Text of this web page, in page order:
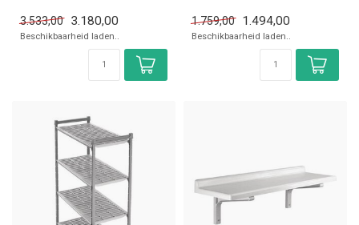
3.533,00 3.180,00
Beschikbaarheid laden..
1.759,00 1.494,00
Beschikbaarheid laden..